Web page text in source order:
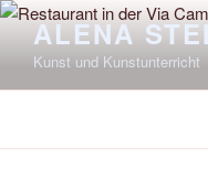
Zum
Inhalt
springen
ALENA
Kunst und Kunstunterricht